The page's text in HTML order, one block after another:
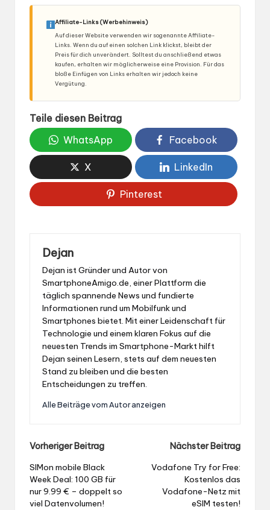
Affiliate-Links (Werbehinweis)
Auf dieser Website verwenden wir sogenannte Affiliate-
Links. Wenn du auf einen solchen Link klickst, bleibt der
Preis für dich unverändert. Solltest du anschließend etwas
kaufen, erhalten wir möglicherweise eine Provision. Für das
bloße Einfügen von Links erhalten wir jedoch keine
Vergütung.
Teile diesen Beitrag
WhatsApp
Facebook
X LinkedIn
Pinterest
Dejan
Dejan ist Gründer und Autor von
SmartphoneAmigo.de, einer Plattform die
täglich spannende News und fundierte
Informationen rund um Mobilfunk und
Smartphones bietet. Mit einer Leidenschaft für
Technologie und einem klaren Fokus auf die
neuesten Trends im Smartphone-Markt hilft
Dejan seinen Lesern, stets auf dem neuesten
Stand zu bleiben und die besten
Entscheidungen zu treffen.
Alle Beiträge vom Autor anzeigen
Post
navigation
Vorheriger Beitrag
SIMon mobile Black
Week Deal: 100 GB für
nur 9.99 € – doppelt so
viel Datenvolumen!
Nächster Beitrag
Vodafone Try for Free:
Kostenlos das
Vodafone-Netz mit
eSIM testen!